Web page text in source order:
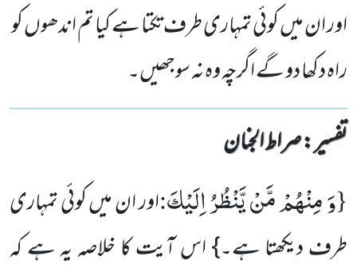
اور ان میں کوئی تمہاری طرف تکتا ہے کیا تم اندھوں کو
راہ دکھا دو گے اگرچہ وہ نہ سوجھیں۔
تفسیر : ‎صراط الجنان
{وَ مِنْهُمْ مَّنْ یَّنْظُرُ اِلَیْكَ:اور ان میں کوئی تمہاری
طرف دیکھتا ہے۔} اس آیت کا خلاصہ یہ ہے کہ